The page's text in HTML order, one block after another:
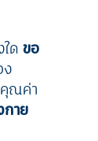
ด ขอ
คุณค่า
กาย